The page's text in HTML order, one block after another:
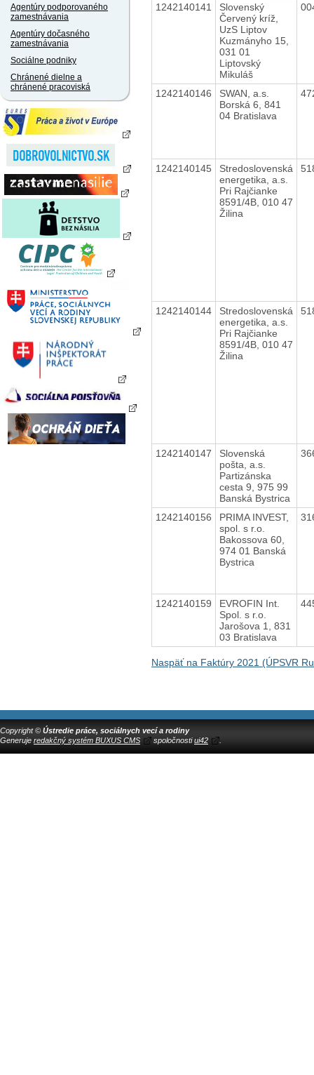
Agentúry podporovaného
zamestnávania
Agentúry dočasného
zamestnávania
Sociálne podniky
Chránené dielne a
chránené pracoviská
1242140141
Slovenský
Červený kríž,
UzS Liptov
Kuzmányho 15,
031 01
Liptovský
Mikuláš
1242140146
SWAN, a.s.
Borská 6, 841
04 Bratislava
1242140145
Stredoslovenská
energetika, a.s.
Pri Rajčianke
8591/4B, 010 47
Žilina
1242140144
Stredoslovenská
energetika, a.s.
Pri Rajčianke
8591/4B, 010 47
Žilina
1242140147
Slovenská
pošta, a.s.
Partizánska
cesta 9, 975 99
Banská Bystrica
1242140156
PRIMA INVEST,
spol. s r.o.
Bakossova 60,
974 01 Banská
Bystrica
1242140159
EVROFIN Int.
Spol. s r.o.
Jarošova 1, 831
03 Bratislava
Naspäť na Faktúry 2021 (ÚPSVR
Copyright © Ústredie práce, sociálnych vecí a rodiny
Generuje redakčný systém BUXUS CMS spoločnostiui42